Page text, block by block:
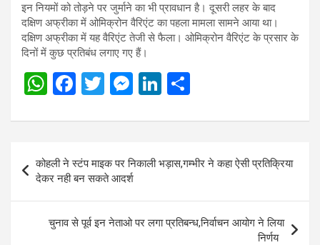
इन नियमों को तोड़ने पर जुर्माने का भी प्रावधान है। दूसरी लहर के बाद
दक्षिण अफ्रीका में ओमिक्रोन वैरिएंट का पहला मामला सामने आया था।
दक्षिण अफ्रीका में यह वैरिएंट तेजी से फैला। ओमिक्रोन वैरिएंट के प्रसार के
दिनों में कुछ प्रतिबंध लगाए गए हैं।
W
at
s
A
p
p
F
ce
b
o
o
k
T
tt
M
se
n
g
er
Li
ke
n
ar
e
Post
navigation
कोहली ने स्टंप माइक पर निकाली भड़ास,गम्भीर ने कहा ऐसी प्रतिक्रिया
देकर नही बन सकते आदर्श
चुनाव से पूर्व इन नेताओ पर लगा प्रतिबन्ध,निर्वाचन आयोग ने लिया
निर्णय